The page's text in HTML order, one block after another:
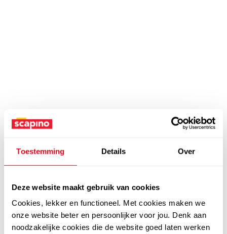
Toestemming Details Over
Deze website maakt gebruik van cookies
Cookies, lekker en functioneel. Met cookies maken we
onze website beter en persoonlijker voor jou. Denk aan
noodzakelijke cookies die de website goed laten werken